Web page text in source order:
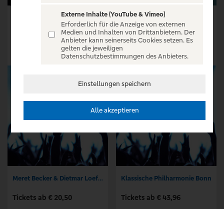
Intern. Youth Symphony Orchestra Bremen
Tickets ab € 21,50
Dominique Fils-Aimé
Tickets ab € 20,50
Tickets
Meret Becker & Dietmar Loeffler interpretieren Barbara
Tickets ab € 20,50
Klassische Philharmonie Bonn
Tickets ab € 43,96
Externe Inhalte (YouTube & Vimeo)
Erforderlich für die Anzeige von externen
Medien und Inhalten von Drittanbietern. Der
Anbieter kann seinerseits Cookies setzen. Es
gelten die jeweiligen
Datenschutzbestimmungen des Anbieters.
Einstellungen speichern
Alle akzeptieren